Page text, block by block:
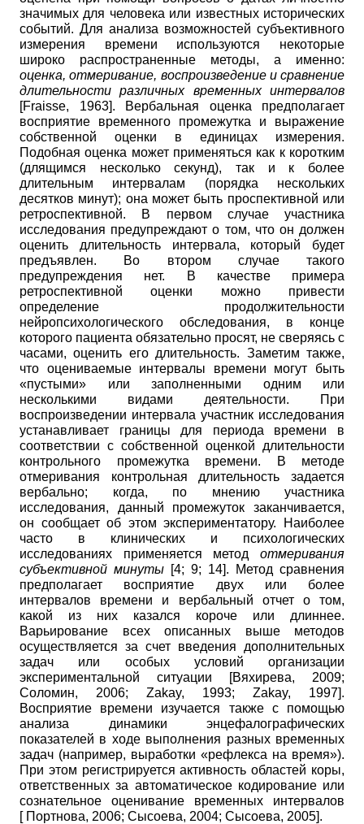
значимых для человека или известных исторических
событий. Для анализа возможностей субъективного
измерения времени используются некоторые
широко распространенные методы, а именно:
оценка, отмеривание, воспроизведение и сравнение
длительности различных временных интервалов
[Fraisse, 1963]. Вербальная оценка предполагает
восприятие временного промежутка и выражение
собственной оценки в единицах измерения.
Подобная оценка может применяться как к коротким
(длящимся несколько секунд), так и к более
длительным интервалам (порядка нескольких
десятков минут); она может быть проспективной или
ретроспективной. В первом случае участника
исследования предупреждают о том, что он должен
оценить длительность интервала, который будет
предъявлен. Во втором случае такого
предупреждения нет. В качестве примера
ретроспективной оценки можно привести
определение продолжительности
нейропсихологического обследования, в конце
которого пациента обязательно просят, не сверяясь с
часами, оценить его длительность. Заметим также,
что оцениваемые интервалы времени могут быть
«пустыми» или заполненными одним или
несколькими видами деятельности. При
воспроизведении интервала участник исследования
устанавливает границы для периода времени в
соответствии с собственной оценкой длительности
контрольного промежутка времени. В методе
отмеривания контрольная длительность задается
вербально; когда, по мнению участника
исследования, данный промежуток заканчивается,
он сообщает об этом экспериментатору. Наиболее
часто в клинических и психологических
исследованиях применяется метод отмеривания
субъективной минуты [4; 9; 14]. Метод сравнения
предполагает восприятие двух или более
интервалов времени и вербальный отчет о том,
какой из них казался короче или длиннее.
Варьирование всех описанных выше методов
осуществляется за счет введения дополнительных
задач или особых условий организации
экспериментальной ситуации
[Вяхирева, 2009;
Соломин, 2006; Zakay, 1993; Zakay, 1997].
Восприятие времени изучается также с помощью
анализа динамики энцефалографических
показателей в ходе выполнения разных временных
задач (например, выработки «рефлекса на время»).
При этом регистрируется активность областей коры,
ответственных за автоматическое кодирование или
сознательное оценивание временных интервалов
[Портнова, 2006; Сысоева, 2004; Сысоева, 2005].